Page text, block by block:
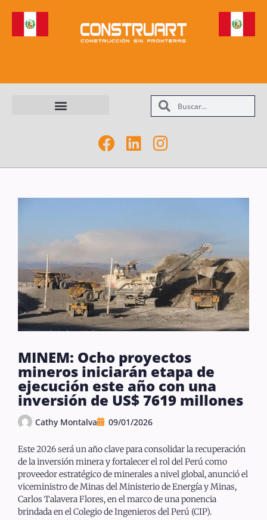
MINEM: Ocho proyectos
mineros iniciarán etapa de
ejecución este año con una
inversión de US$ 7619 millones
Cathy Montalva 09/01/2026
Este 2026 será un año clave para consolidar la recuperación
de la inversión minera y fortalecer el rol del Perú como
proveedor estratégico de minerales a nivel global, anunció el
viceministro de Minas del Ministerio de Energía y Minas,
Carlos Talavera Flores, en el marco de una ponencia
brindada en el Colegio de Ingenieros del Perú (CIP).